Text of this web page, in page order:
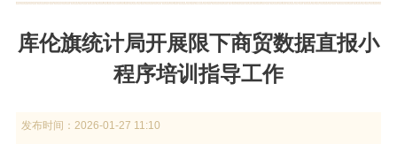
库伦旗统计局开展限下商贸数据直报小
程序培训指导工作
发布时间： 2026-01-27 11:10